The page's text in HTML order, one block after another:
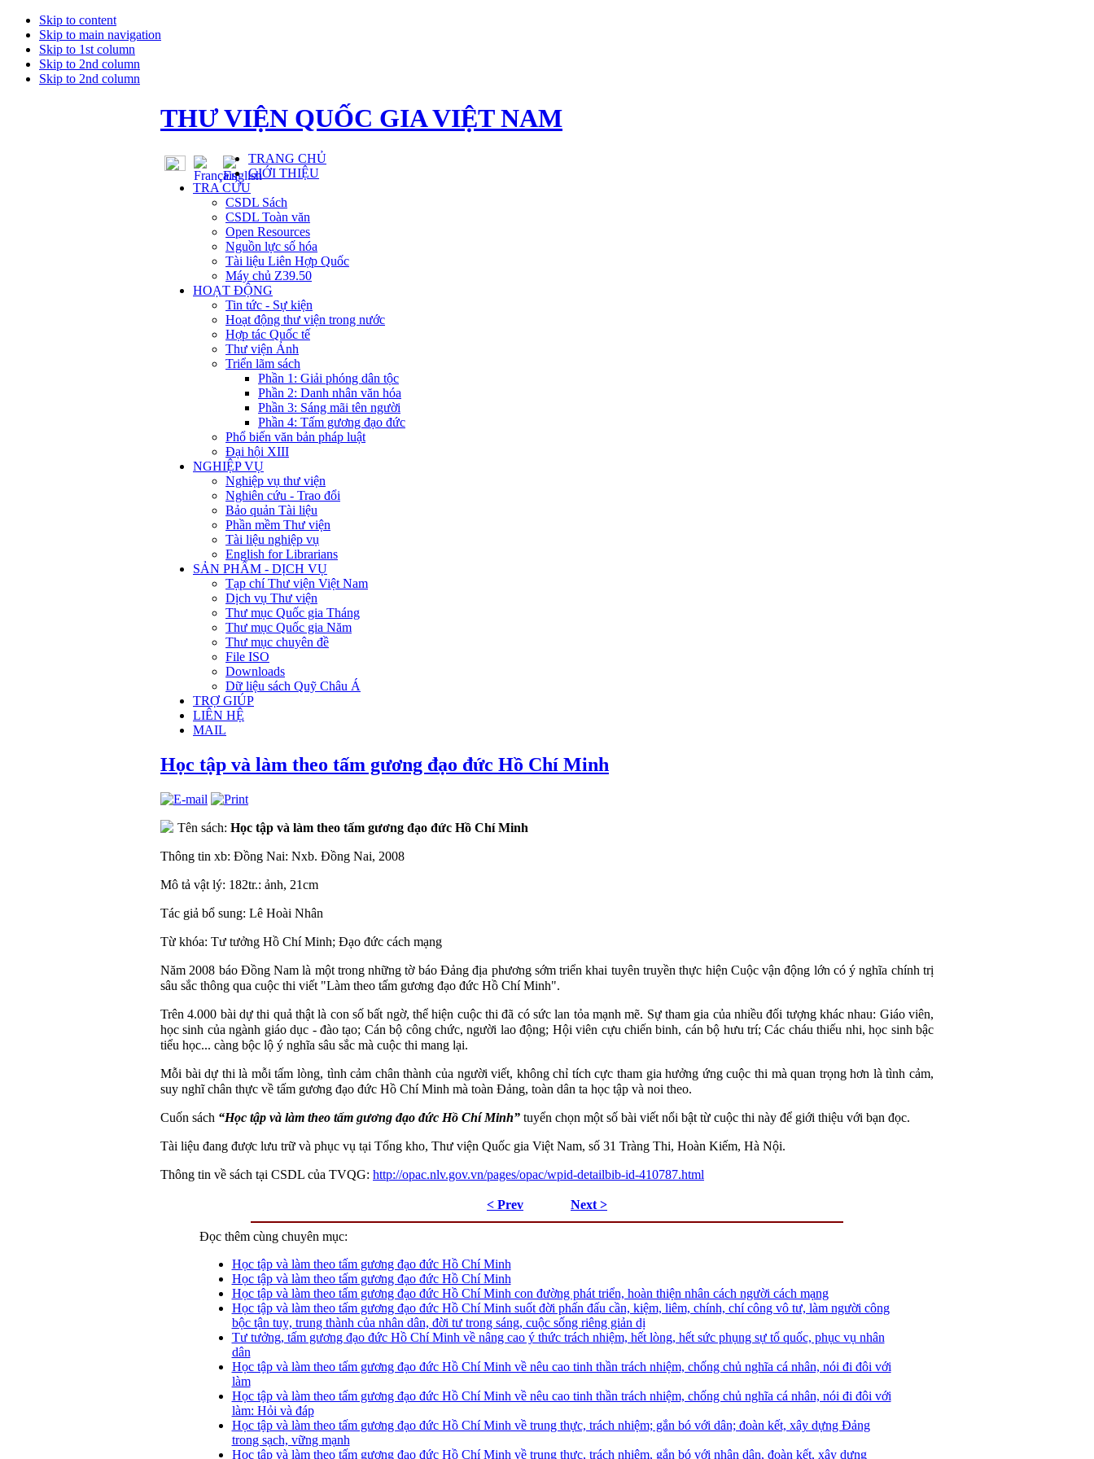
Skip to content
Skip to main navigation
Skip to 1st column
Skip to 2nd column
Skip to 2nd column
THƯ VIỆN QUỐC GIA VIỆT NAM
TRANG CHỦ
GIỚI THIỆU
TRA CỨU
CSDL Sách
CSDL Toàn văn
Open Resources
Nguồn lực số hóa
Tài liệu Liên Hợp Quốc
Máy chủ Z39.50
HOẠT ĐỘNG
Tin tức - Sự kiện
Hoạt động thư viện trong nước
Hợp tác Quốc tế
Thư viện Ảnh
Triển lãm sách
Phần 1: Giải phóng dân tộc
Phần 2: Danh nhân văn hóa
Phần 3: Sáng mãi tên người
Phần 4: Tấm gương đạo đức
Phổ biến văn bản pháp luật
Đại hội XIII
NGHIỆP VỤ
Nghiệp vụ thư viện
Nghiên cứu - Trao đổi
Bảo quản Tài liệu
Phần mềm Thư viện
Tài liệu nghiệp vụ
English for Librarians
SẢN PHẨM - DỊCH VỤ
Tạp chí Thư viện Việt Nam
Dịch vụ Thư viện
Thư mục Quốc gia Tháng
Thư mục Quốc gia Năm
Thư mục chuyên đề
File ISO
Downloads
Dữ liệu sách Quỹ Châu Á
TRỢ GIÚP
LIÊN HỆ
MAIL
Học tập và làm theo tấm gương đạo đức Hồ Chí Minh
Tên sách: Học tập và làm theo tấm gương đạo đức Hồ Chí Minh
Thông tin xb: Đồng Nai: Nxb. Đồng Nai, 2008
Mô tả vật lý: 182tr.: ảnh, 21cm
Tác giả bổ sung: Lê Hoài Nhân
Từ khóa: Tư tưởng Hồ Chí Minh; Đạo đức cách mạng
Năm 2008 báo Đồng Nam là một trong những tờ báo Đảng địa phương sớm triển khai tuyên truyền thực hiện Cuộc vận động lớn có ý nghĩa chính trị
sâu sắc thông qua cuộc thi viết "Làm theo tấm gương đạo đức Hồ Chí Minh".
Trên 4.000 bài dự thi quả thật là con số bất ngờ, thể hiện cuộc thi đã có sức lan tỏa mạnh mẽ. Sự tham gia của nhiều đối tượng khác nhau: Giáo viên,
học sinh của ngành giáo dục - đào tạo; Cán bộ công chức, người lao động; Hội viên cựu chiến binh, cán bộ hưu trí; Các cháu thiếu nhi, học sinh bậc
tiểu học... càng bộc lộ ý nghĩa sâu sắc mà cuộc thi mang lại.
Mỗi bài dự thi là mỗi tấm lòng, tình cảm chân thành của người viết, không chỉ tích cực tham gia hưởng ứng cuộc thi mà quan trọng hơn là tình cảm,
suy nghĩ chân thực về tấm gương đạo đức Hồ Chí Minh mà toàn Đảng, toàn dân ta học tập và noi theo.
Cuốn sách “Học tập và làm theo tấm gương đạo đức Hồ Chí Minh” tuyển chọn một số bài viết nổi bật từ cuộc thi này để giới thiệu với bạn đọc.
Tài liệu đang được lưu trữ và phục vụ tại Tổng kho, Thư viện Quốc gia Việt Nam, số 31 Tràng Thi, Hoàn Kiếm, Hà Nội.
Thông tin về sách tại CSDL của TVQG: http://opac.nlv.gov.vn/pages/opac/wpid-detailbib-id-410787.html
< Prev Next >
Đọc thêm cùng chuyên mục:
Học tập và làm theo tấm gương đạo đức Hồ Chí Minh
Học tập và làm theo tấm gương đạo đức Hồ Chí Minh
Học tập và làm theo tấm gương đạo đức Hồ Chí Minh con đường phát triển, hoàn thiện nhân cách người cách mạng
Học tập và làm theo tấm gương đạo đức Hồ Chí Minh suốt đời phấn đấu cần, kiệm, liêm, chính, chí công vô tư, làm người công
bộc tận tuỵ, trung thành của nhân dân, đời tư trong sáng, cuộc sống riêng giản dị
Tư tưởng, tấm gương đạo đức Hồ Chí Minh về nâng cao ý thức trách nhiệm, hết lòng, hết sức phụng sự tổ quốc, phục vụ nhân
dân
Học tập và làm theo tấm gương đạo đức Hồ Chí Minh về nêu cao tinh thần trách nhiệm, chống chủ nghĩa cá nhân, nói đi đôi với
làm
Học tập và làm theo tấm gương đạo đức Hồ Chí Minh về nêu cao tinh thần trách nhiệm, chống chủ nghĩa cá nhân, nói đi đôi với
làm: Hỏi và đáp
Học tập và làm theo tấm gương đạo đức Hồ Chí Minh về trung thực, trách nhiệm; gắn bó với dân; đoàn kết, xây dựng Đảng
trong sạch, vững mạnh
Học tập và làm theo tấm gương đạo đức Hồ Chí Minh về trung thực, trách nhiệm, gắn bó với nhân dân, đoàn kết, xây dựng